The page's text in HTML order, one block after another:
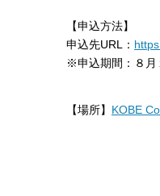
【申込方法】
申込先URL：
※申込期間：８月
【場所】 KOBE